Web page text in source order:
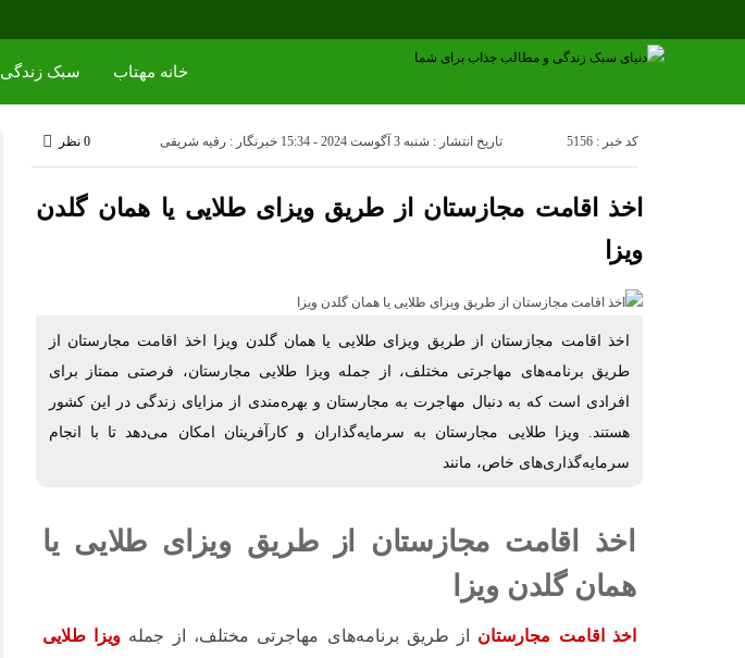
خانه مهتاب سبک زندگی
تاریخ انتشار : شنبه 3 آگوست 2024 - 15:34 خبرنگار : رقیه شریفی کد خبر : 5156 0 نظر
اخذ اقامت مجازستان از طریق ویزای طلایی یا همان گلدن
ویزا
اخذ اقامت مجازستان از طریق ویزای طلایی یا همان گلدن ویزا اخذ اقامت مجارستان از
طریق برنامه‌های مهاجرتی مختلف، از جمله ویزا طلایی مجارستان، فرصتی ممتاز برای
افرادی است که به دنبال مهاجرت به مجارستان و بهره‌مندی از مزایای زندگی در این کشور
هستند. ویزا طلایی مجارستان به سرمایه‌گذاران و کارآفرینان امکان می‌دهد تا با انجام
سرمایه‌گذاری‌های خاص، مانند
اخذ اقامت مجازستان از طریق ویزای طلایی یا
همان گلدن ویزا
اخذ اقامت مجارستان از طریق برنامه‌های مهاجرتی مختلف، از جمله ویزا طلایی